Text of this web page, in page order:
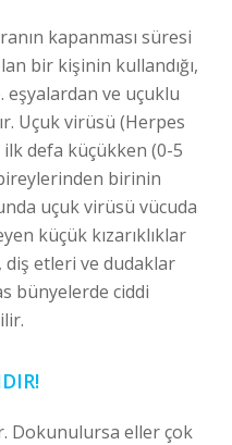
kapanması süresi
bir kişinin kullandığı,
eşyalardan ve uçuklu
Uçuk virüsü (Herpes
defa küçükken (0-5
birinin
uçuk virüsü vücuda
küçük kızarıklıklar
diş etleri ve dudaklar
bünyelerde ciddi
Dokunulursa eller çok